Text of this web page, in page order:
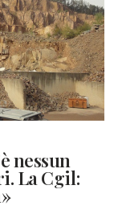
nessun
La Cgil: